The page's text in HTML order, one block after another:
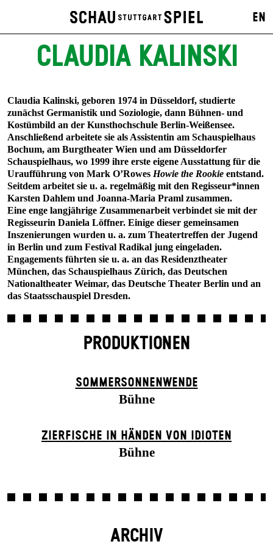
EN
CLAUDIA KALINSKI
Claudia Kalinski, geboren 1974 in Düsseldorf, studierte
zunächst Germanistik und Soziologie, dann Bühnen- und
Kostümbild an der Kunsthochschule Berlin-Weißensee.
Anschließend arbeitete sie als Assistentin am Schauspielhaus
Bochum, am Burgtheater Wien und am Düsseldorfer
Schauspielhaus, wo 1999 ihre erste eigene Ausstattung für die
Uraufführung von Mark O’Rowes Howie the Rookie entstand.
Seitdem arbeitet sie u. a. regelmäßig mit den Regisseur*innen
Karsten Dahlem und Joanna-Maria Praml zusammen.
Eine enge langjährige Zusammenarbeit verbindet sie mit der
Regisseurin Daniela Löffner. Einige dieser gemeinsamen
Inszenierungen wurden u. a. zum Theatertreffen der Jugend
in Berlin und zum Festival Radikal jung eingeladen.
Engagements führten sie u. a. an das Residenztheater
München, das Schauspielhaus Zürich, das Deutschen
Nationaltheater Weimar, das Deutsche Theater Berlin und an
das Staatsschauspiel Dresden.
PRODUKTIONEN
SOMMER­SONNEN­WENDE
Bühne
ZIER­FISCHE IN HÄNDEN VON IDIOTEN
Bühne
ARCHIV